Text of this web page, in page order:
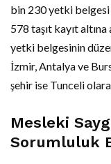
bin 230 yetki
578 taşıt kayıt
yetki belgesinin
İzmir, Antalya ve
şehir ise Tunceli
Mesleki
Sorumluluk